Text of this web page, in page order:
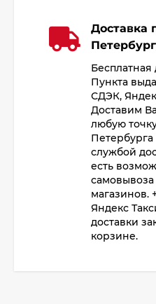
Доставка
Бесплатная
Пункта
СДЭК,
Доставим
любую
службой
есть
магазинов.
Яндекс
доставки
корзине.